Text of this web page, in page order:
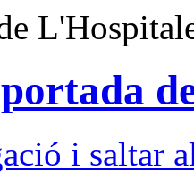
i saltar